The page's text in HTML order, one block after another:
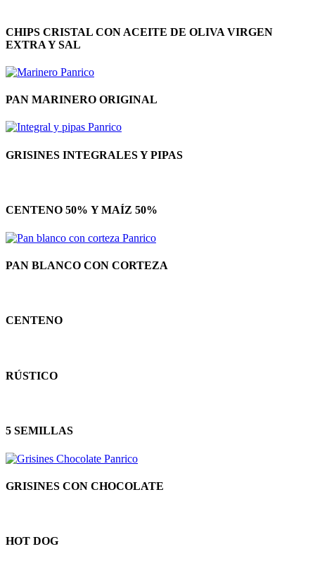
CHIPS CRISTAL CON ACEITE DE OLIVA VIRGEN
EXTRA Y SAL
PAN MARINERO ORIGINAL
GRISINES INTEGRALES Y PIPAS
CENTENO 50% Y MAÍZ 50%
PAN BLANCO CON CORTEZA
CENTENO
RÚSTICO
5 SEMILLAS
GRISINES CON CHOCOLATE
HOT DOG